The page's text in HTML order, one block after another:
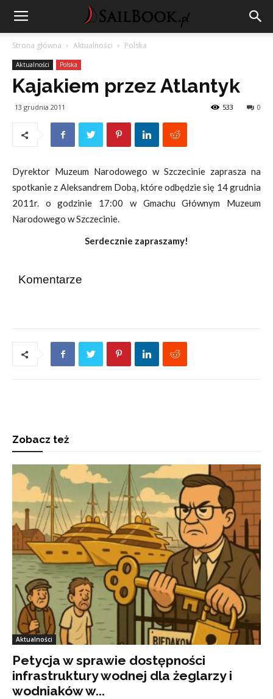
Strona główna Aktualności Polska
Aktualności Polska
Kajakiem przez Atlantyk
13 grudnia 2011 0
533
Dyrektor Muzeum Narodowego w Szczecinie zaprasza na
spotkanie z Aleksandrem Dobą, które odbędzie się 14 grudnia
2011r. o godzinie 17:00 w Gmachu Głównym Muzeum
Narodowego w Szczecinie.
Serdecznie zapraszamy!
Komentarze
Zobacz też
Aktualności
Petycja w sprawie dostępności
infrastruktury wodnej dla żeglarzy i
wodniaków w...